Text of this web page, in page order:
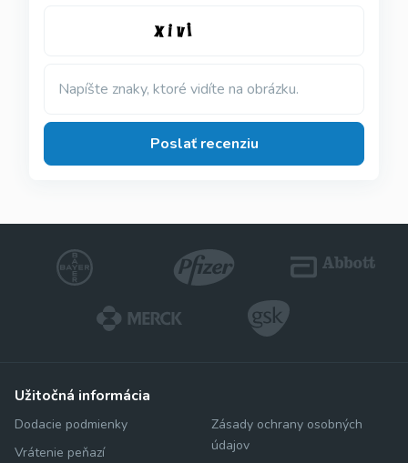
Napíšte znaky, ktoré vidíte na obrázku.
Poslať recenziu
užitočná informácia
Dodacie podmienky
Vrátenie peňazí
Zásady ochrany osobných
údajov